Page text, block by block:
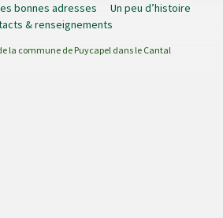
bonnes adresses
Un peu d’histoire
& renseignements
la commune de Puycapel dans le Cantal